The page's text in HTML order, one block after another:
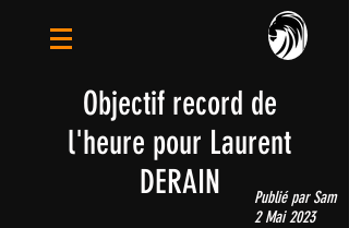
Objectif record de
l'heure pour Laurent
DERAIN
Publié par Sam
2 Mai 2023